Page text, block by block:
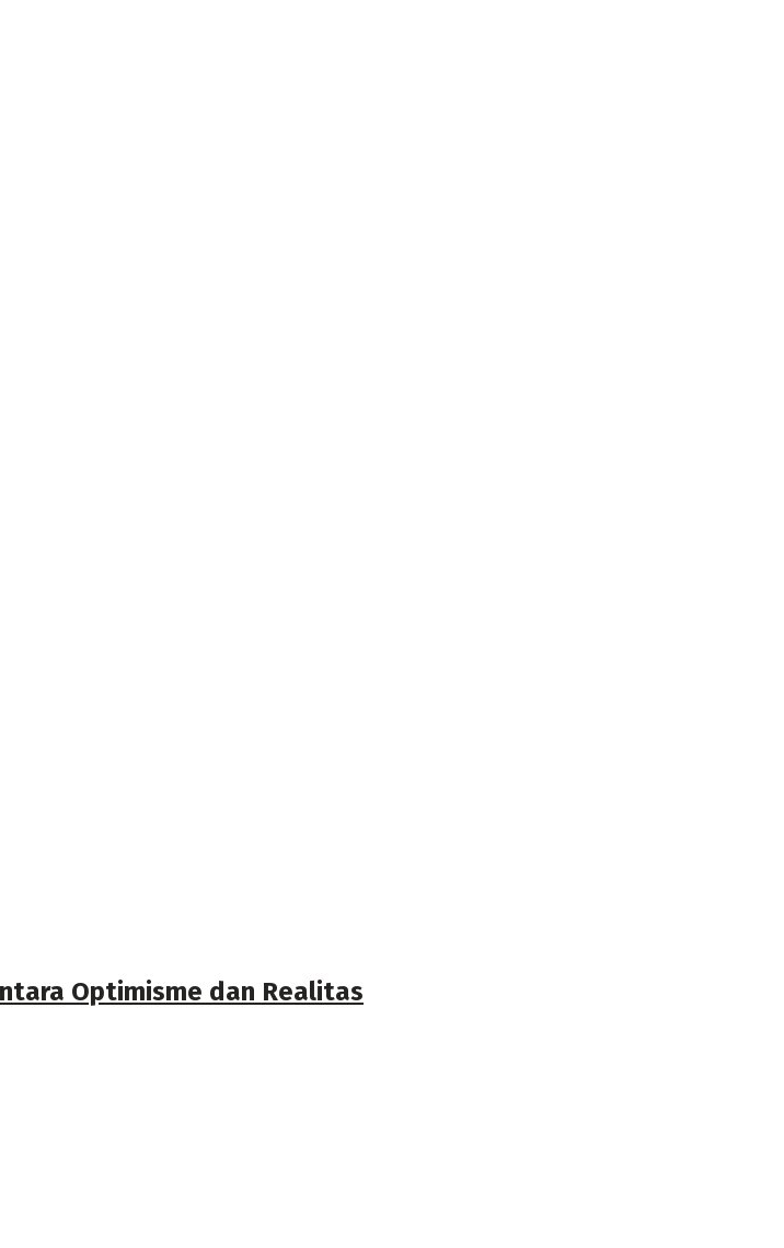
Optimisme dan Realitas